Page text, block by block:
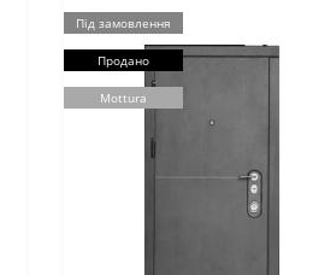
Під замовлення
Продано
Mottura